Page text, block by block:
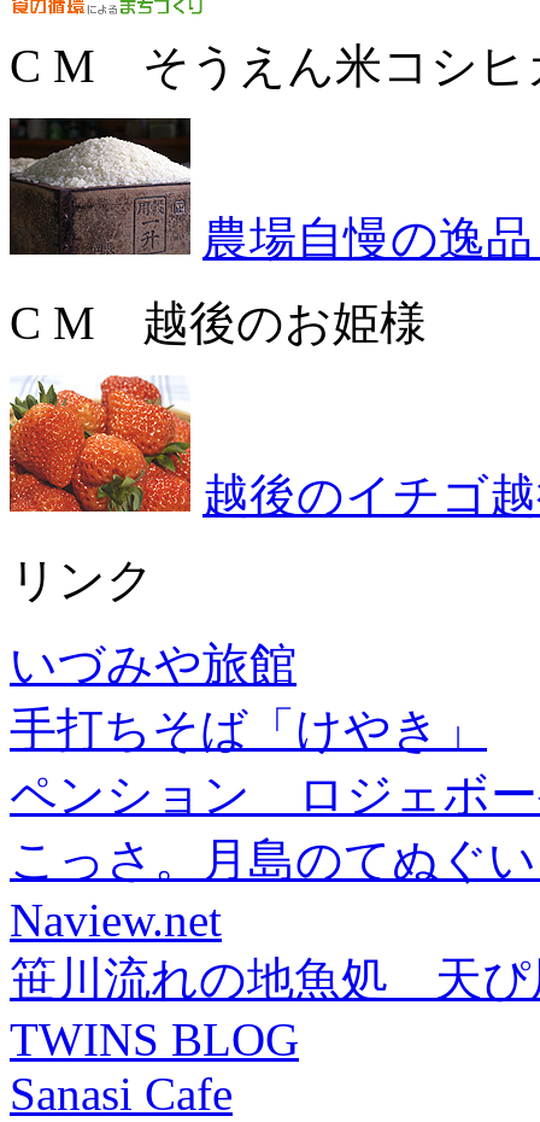
C M そうえん米コシヒ
農場自慢の逸
C M 越後のお姫様
越後のイチゴ
リンク
いづみや旅館
手打ちそば「けやき」
ペンション ロジェボ
こっさ。月島のてぬぐ
Naview.net
笹川流れの地魚処 天ぴ
TWINS BLOG
Sanasi Cafe